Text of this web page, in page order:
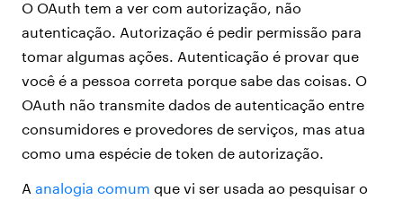
O OAuth tem a ver com autorização, não
autenticação. Autorização é pedir permissão para
tomar algumas ações. Autenticação é provar que
você é a pessoa correta porque sabe das coisas. O
OAuth não transmite dados de autenticação entre
consumidores e provedores de serviços, mas atua
como uma espécie de token de autorização.
A analogia comum que vi ser usada ao pesquisar o